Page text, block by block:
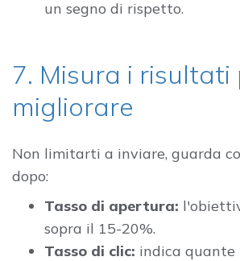
un segno di rispetto.
7. Misura i risultati
migliorare
Non limitarti a inviare, guarda
dopo:
Tasso di apertura:
sopra il 15-20%.
Tasso di clic: indica quante